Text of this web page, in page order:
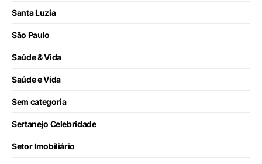
Santa Luzia
São Paulo
Saúde & Vida
Saúde e Vida
Sem categoria
Sertanejo Celebridade
Setor Imobiliário